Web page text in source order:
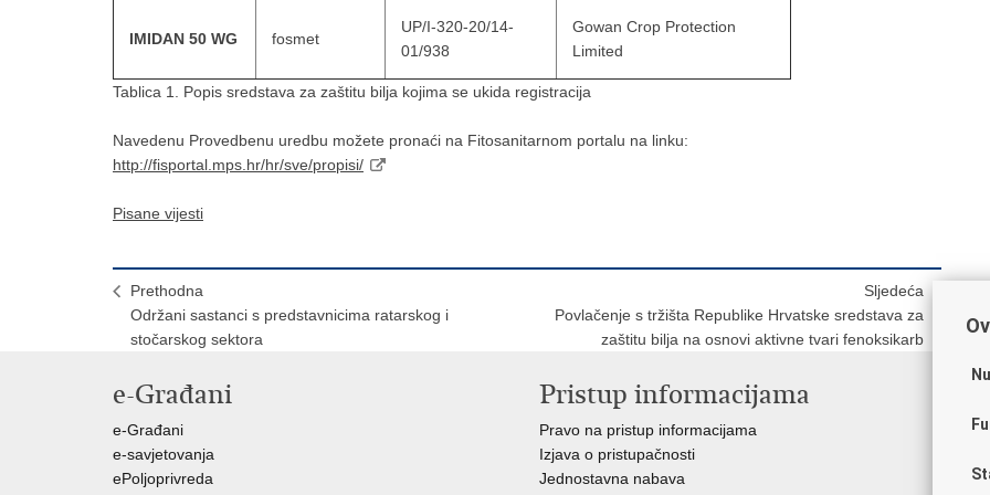
IMIDAN 50 WG fosmet
UP/I-320-20/14-
01/938
Gowan Crop Protection
Limited
Tablica 1. Popis sredstava za zaštitu bilja kojima se ukida registracija
Navedenu Provedbenu uredbu možete pronaći na Fitosanitarnom portalu na linku:
http://fisportal.mps.hr/hr/sve/propisi/
Pisane vijesti
Prethodna
Održani sastanci s predstavnicima ratarskog i
stočarskog sektora
Sljedeća
Povlačenje s tržišta Republike Hrvatske sredstava za
zaštitu bilja na osnovi aktivne tvari fenoksikarb
e-Građani
e-Građani
e-savjetovanja
ePoljoprivreda
Pristup informacijama
Pravo na pristup informacijama
Izjava o pristupačnosti
Jednostavna nabava